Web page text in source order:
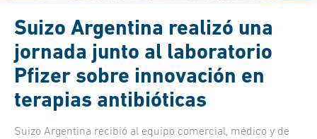
Suizo Argentina realizó una
jornada junto al laboratorio
Pfizer sobre innovación en
terapias antibióticas
Suizo Argentina recibió al equipo comercial, médico y de